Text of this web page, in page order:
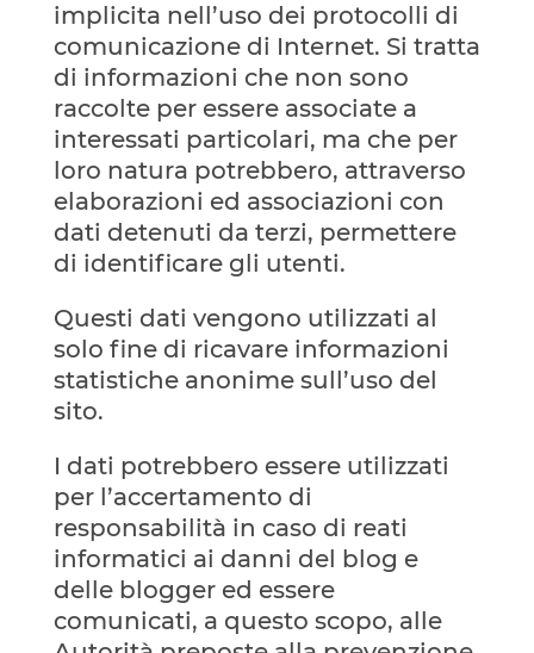
implicita nell’uso dei protocolli di
comunicazione di Internet. Si tratta
di informazioni che non sono
raccolte per essere associate a
interessati particolari, ma che per
loro natura potrebbero, attraverso
elaborazioni ed associazioni con
dati detenuti da terzi, permettere
di identificare gli utenti.
Questi dati vengono utilizzati al
solo fine di ricavare informazioni
statistiche anonime sull’uso del
sito.
I dati potrebbero essere utilizzati
per l’accertamento di
responsabilità in caso di reati
informatici ai danni del blog e
delle blogger ed essere
comunicati, a questo scopo, alle